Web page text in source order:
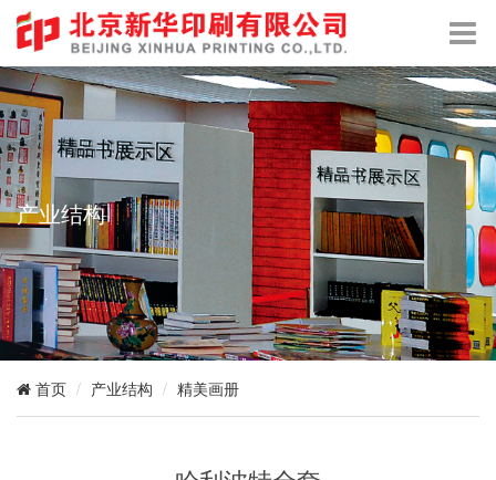
产业结构
首页 产业结构 精美画册